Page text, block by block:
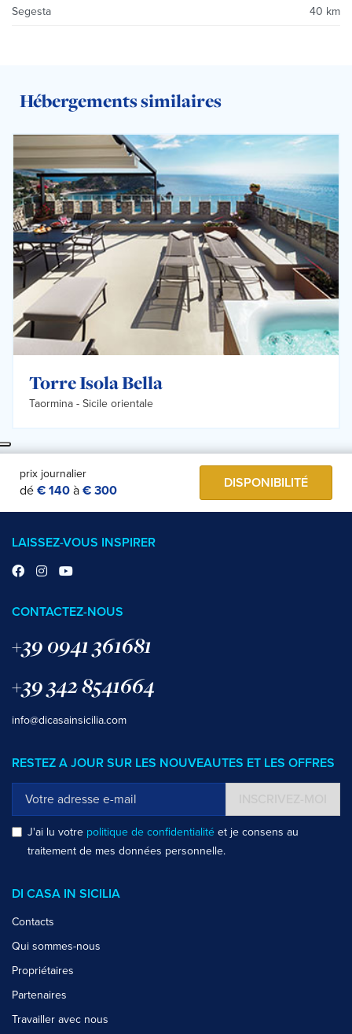
Segesta 40 km
Hébergements similaires
Torre Isola Bella
Taormina - Sicile orientale
prix journalier
dé € 140 à € 300 DISPONIBILITÉ
LAISSEZ-VOUS INSPIRER
CONTACTEZ-NOUS
+39 0941 361681
+39 342 8541664
info@dicasainsicilia.com
RESTEZ A JOUR SUR LES NOUVEAUTES ET LES OFFRES
J'ai lu votre politique de confidentialité et je consens au
traitement de mes données personnelle.
DI CASA IN SICILIA
Contacts
Qui sommes-nous
Propriétaires
Partenaires
Travailler avec nous